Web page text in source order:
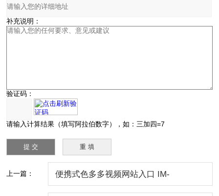
补充说明：
验证码：
请输入计算结果（填写阿拉伯数字），如：三加四=7
上一篇： 便携式色多多视频网站入口 IM-